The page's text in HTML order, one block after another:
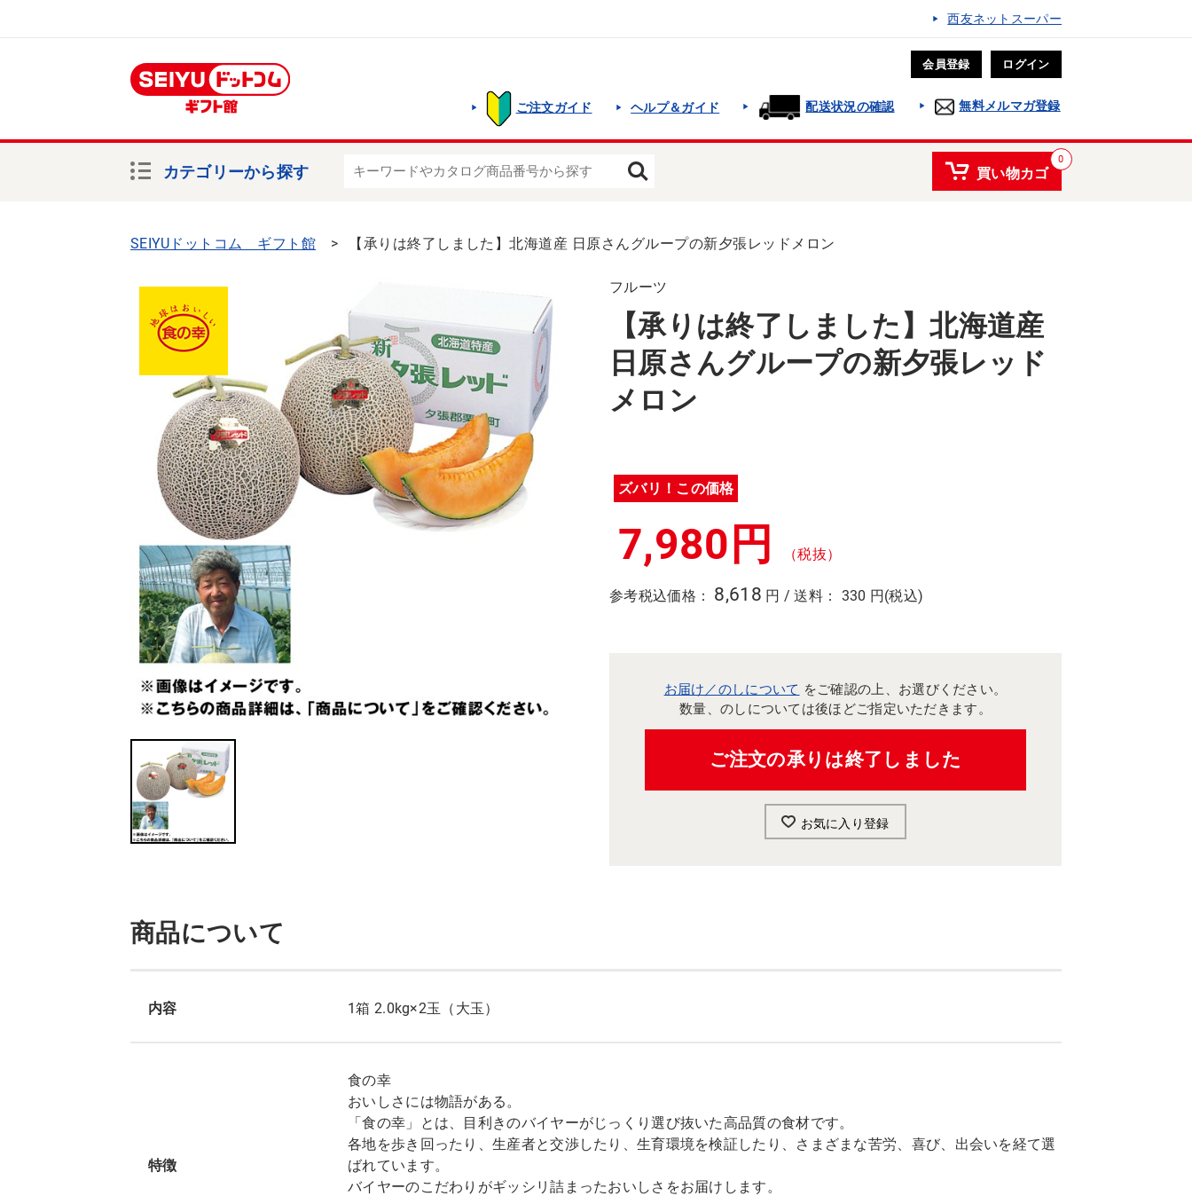
西友ネットスーパー
会員登録 ログイン
ご注文ガイド ヘルプ＆ガイド 配送状況の確認 無料メルマガ登録
カテゴリーから探す
0
買い物カゴ
SEIYUドットコム ギフト館 【承りは終了しました】北海道産 日原さんグループの新夕張レッドメロン
フルーツ
【承りは終了しました】北海道産
日原さんグループの新夕張レッド
メロン
ズバリ！この価格
7,980円 （税抜）
参考税込価格： 8,618 円 / 送料： 330 円(税込)
お届け／のしについて をご確認の上、お選びください。
数量、のしについては後ほどご指定いただきます。
ご注文の承りは終了しました
お気に入り登録
商品について
内容 1箱 2.0kg×2玉（大玉）
特徴
食の幸
おいしさには物語がある。
「食の幸」とは、目利きのバイヤーがじっくり選び抜いた高品質の食材です。
各地を歩き回ったり、生産者と交渉したり、生育環境を検証したり、さまざまな苦労、喜び、出会いを経て選
ばれています。
バイヤーのこだわりがギッシリ詰まったおいしさをお届けします。